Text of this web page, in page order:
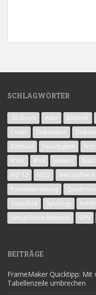
SCHLAGWÖRTER
3D Druck Auto Batterie
Cover
Diskstation
Echtholz
Feuchtigkeit
IPSec
IPv4 Junkers
MZ-12
MZD Netzlaufwerk
Portweiterleitung
Soundlink
Synology
Virtual Privat Network
VPN
BEITRÄGE
FrameMaker Quicktipp:
Tabellenzeile umbrechen